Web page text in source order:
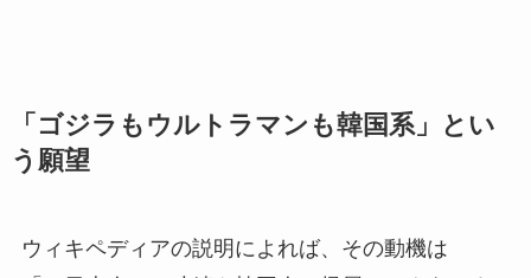
「ゴジラもウルトラマンも韓国系」とい
う願望
ウィキペディアの説明によれば、その動機は